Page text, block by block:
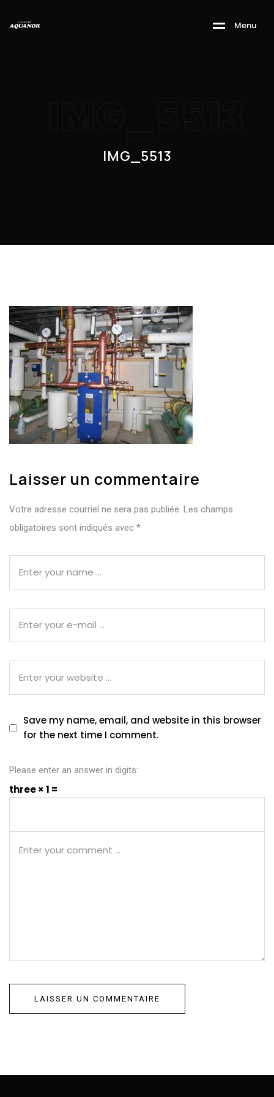
Menu
IMG_5513
Laisser un commentaire
Votre adresse courriel ne sera pas publiée. Les champs
obligatoires sont indiqués avec *
Save my name, email, and website in this browser
for the next time I comment.
Please enter an answer in digits:
three × 1 =